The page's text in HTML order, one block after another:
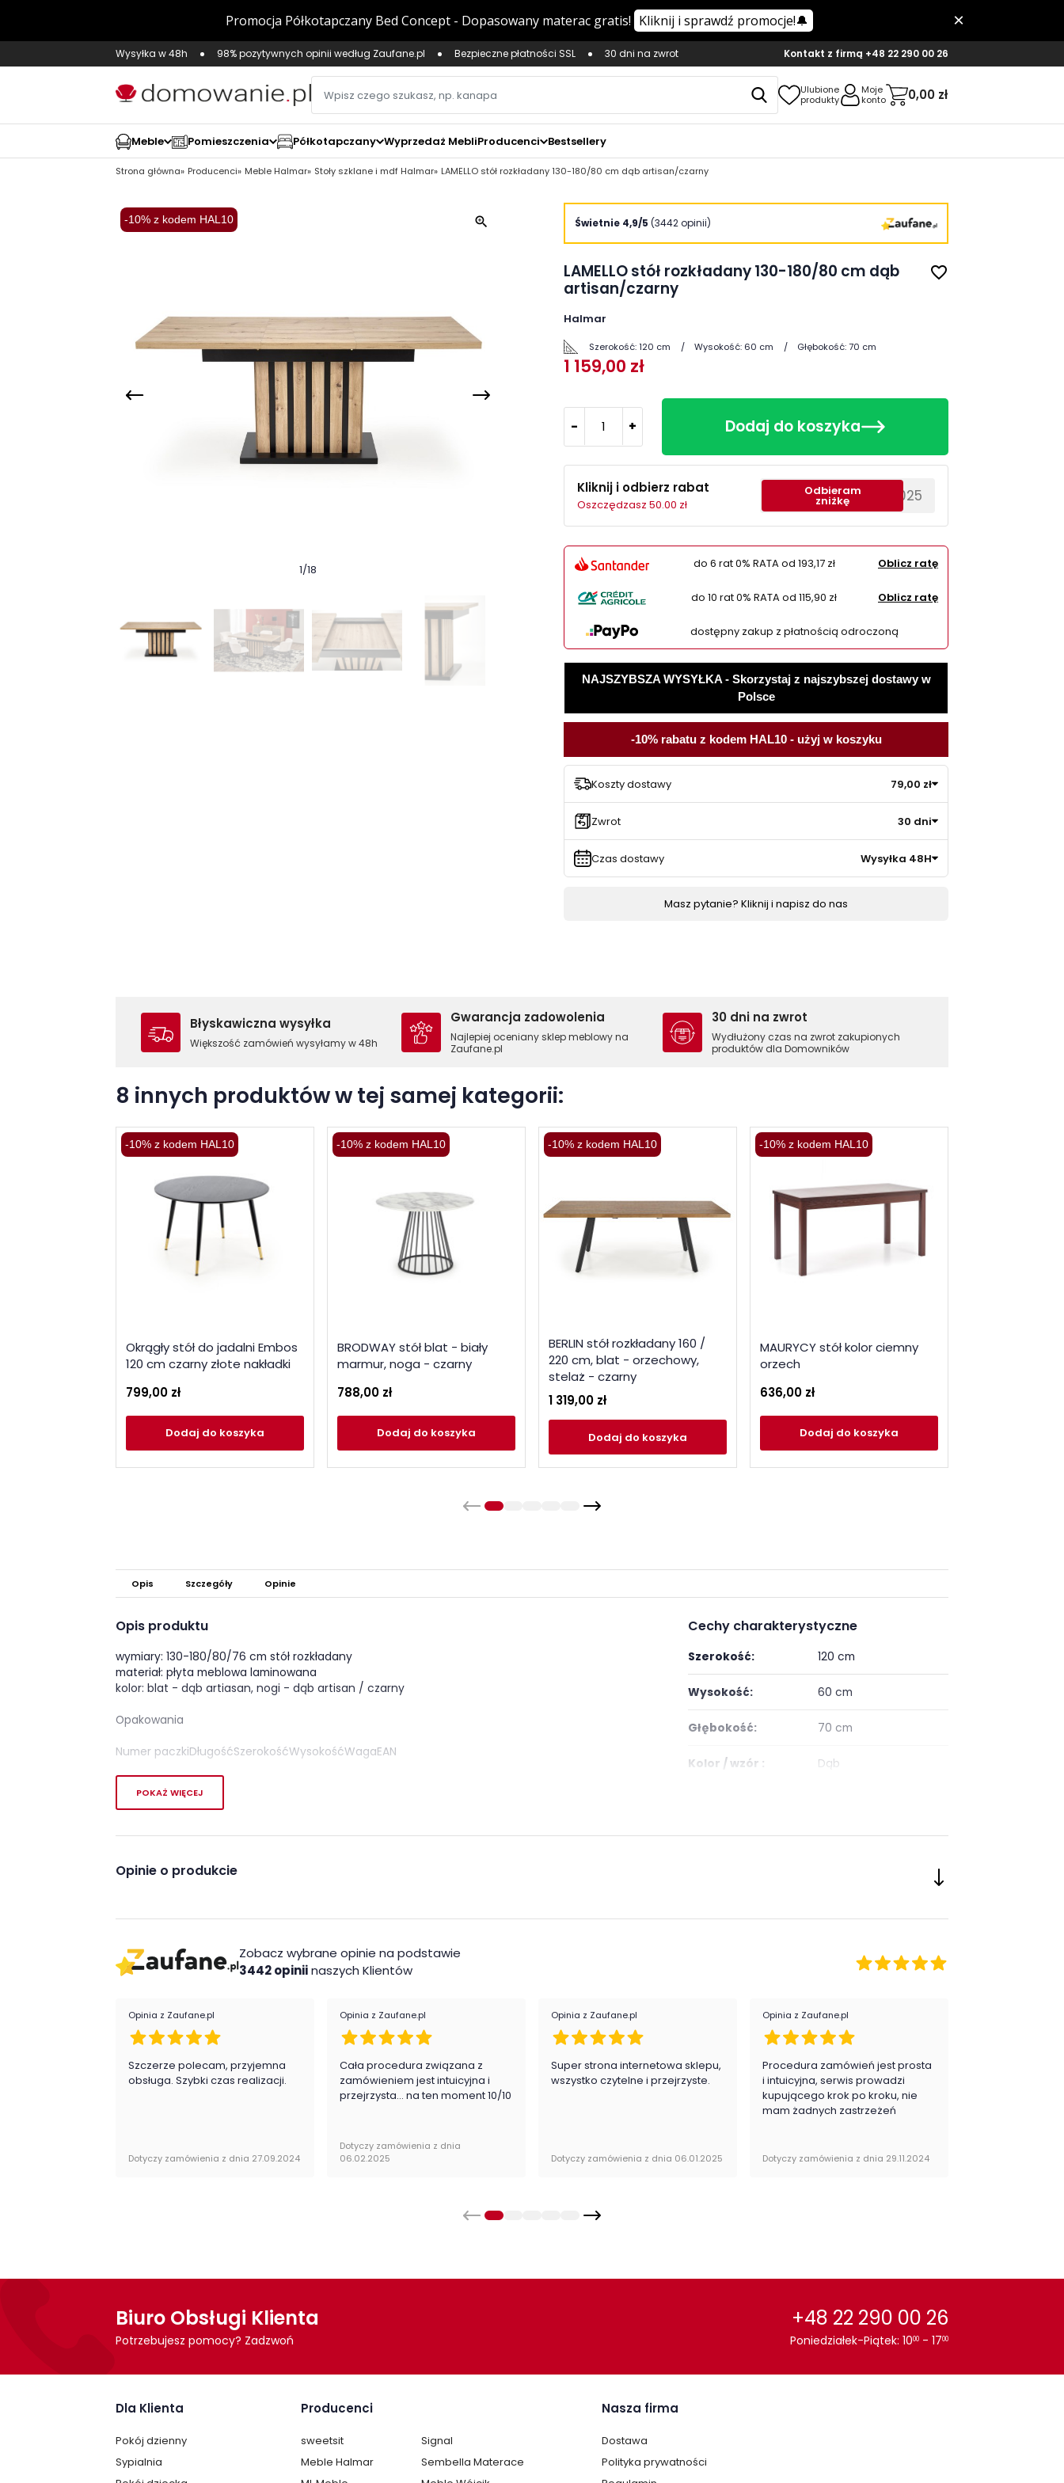
Wysyłka w 48h 98% pozytywnych opinii według Zaufane.pl Bezpieczne płatności SSL 30 dni na zwrot Kontakt z firmą +48 22 290 00 26
Ulubione
produkty
Moje
konto
0,00 zł
Meble Pomieszczenia Półkotapczany Wyprzedaż MebliProducenci Bestsellery
Strona główna Producenci Meble Halmar Stoły szklane i mdf Halmar LAMELLO stół rozkładany 130-180/80 cm dąb artisan/czarny
-10% z kodem HAL10
1/18
zoom_in Świetnie 4,9/5 (3442 opinii)
LAMELLO stół rozkładany 130-180/80 cm dąb
artisan/czarny
favorite_border
Halmar
Szerokość:120 cm Wysokość: 60 cm Głębokość:70 cm
1 159,00 zł
- + Dodaj do koszyka
Kliknij i odbierz rabat
Oszczędzasz 50.00 zł ********EWS2025
Odbieram
zniżkę
do 6 rat 0% RATA od 193,17 zł Oblicz ratę
do 10 rat 0% RATA od 115,90 zł Oblicz ratę
dostępny zakup z płatnością odroczoną
NAJSZYBSZA WYSYŁKA - Skorzystaj z najszybszej dostawy w
Polsce
-10% rabatu z kodem HAL10 - użyj w koszyku
Koszty dostawy 79,00 zł
Zwrot 30 dni
Czas dostawy Wysyłka 48H
Masz pytanie? Kliknij i napisz do nas
Błyskawiczna wysyłka
Większość zamówień wysyłamy w 48h
Gwarancja zadowolenia
Najlepiej oceniany sklep meblowy na
Zaufane.pl
30 dni na zwrot
Wydłużony czas na zwrot zakupionych
produktów dla Domowników
8 innych produktów w tej samej kategorii:
-10% z kodem HAL10
Okrągły stół do jadalni Embos
120 cm czarny złote nakładki
799,00 zł
Dodaj do koszyka
-10% z kodem HAL10
BRODWAY stół blat - biały
marmur, noga - czarny
788,00 zł
Dodaj do koszyka
-10% z kodem HAL10
BERLIN stół rozkładany 160 /
220 cm, blat - orzechowy,
stelaż - czarny
1 319,00 zł
Dodaj do koszyka
-10% z kodem HAL10
MAURYCY stół kolor ciemny
orzech
636,00 zł
Dodaj do koszyka
Opis Szczegóły Opinie
Opis produktu
wymiary: 130-180/80/76 cm stół rozkładany
materiał: płyta meblowa laminowana
kolor: blat - dąb artiasan, nogi - dąb artisan / czarny
Opakowania
Numer paczkiDługośćSzerokośćWysokośćWagaEAN
66.00
Cechy charakterystyczne
Szerokość: 120 cm
Wysokość: 60 cm
Głębokość: 70 cm
Kolor / wzór : Dąb
POKAŻ WIĘCEJ
Opinie o produkcie
Zobacz wybrane opinie na podstawie
3442 opiniinaszych Klientów
Opinia z Zaufane.pl
Szczerze polecam, przyjemna
obsługa. Szybki czas realizacji.
Dotyczy zamówienia z dnia 27.09.2024
Opinia z Zaufane.pl
Cała procedura związana z
zamówieniem jest intuicyjna i
przejrzysta... na ten moment 10/10
Dotyczy zamówienia z dnia
06.02.2025
Opinia z Zaufane.pl
Super strona internetowa sklepu,
wszystko czytelne i przejrzyste.
Dotyczy zamówienia z dnia 06.01.2025
Opinia z Zaufane.pl
Procedura zamówień jest prosta
i intuicyjna, serwis prowadzi
kupującego krok po kroku, nie
mam żadnych zastrzeżeń
Dotyczy zamówienia z dnia 29.11.2024
Biuro Obsługi Klienta
Potrzebujesz pomocy? Zadzwoń
+48 22 290 00 26
Poniedziałek-Piątek: 1000 - 1700
Dla Klienta
Pokój dzienny
Sypialnia
Producenci
sweetsit
Signal
Meble Halmar
Sembella Materace
Nasza firma
Dostawa
Polityka prywatności